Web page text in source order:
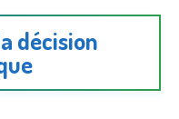
décision